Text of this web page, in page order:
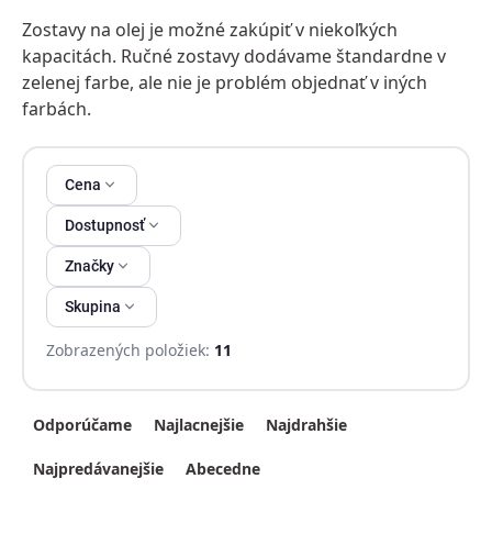
Zostavy na olej je možné zakúpiť v niekoľkých
kapacitách. Ručné zostavy dodávame štandardne v
zelenej farbe, ale nie je problém objednať v iných
farbách.
Cena
Dostupnosť
Značky
Skupina
Zobrazených položiek: 11
Výpis produktov
Radenie produktov
Odporúčame Najlacnejšie Najdrahšie
Najpredávanejšie Abecedne